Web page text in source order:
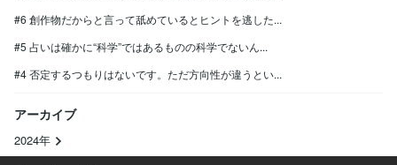
#6 創作物だからと言って舐めているとヒントを逃した...
#5 占いは確かに“科学”ではあるものの科学でないん...
#4 否定するつもりはないです。ただ方向性が違うとい...
アーカイブ
2024年